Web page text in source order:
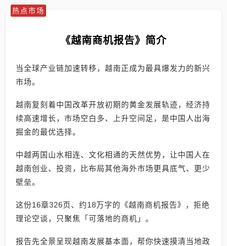
热点市场
《越南商机报告》简介
当全球产业链加速转移，越南正成为最具爆发力的新兴
市场。
越南复刻着中国改革开放初期的黄金发展轨迹，经济持
续高速增长，市场空白多、上升空间足，是中国人出海
掘金的最优选择。
中越两国山水相连、文化相通的天然优势，让中国人在
越南创业、投资，比布局其他海外市场更具底气、更少
壁垒。
这份16章326页、约18万字的《越南商机报告》，拒绝
理论空谈，只聚焦「可落地的商机」。
报告先全景呈现越南发展基本面，帮你快速摸清当地政